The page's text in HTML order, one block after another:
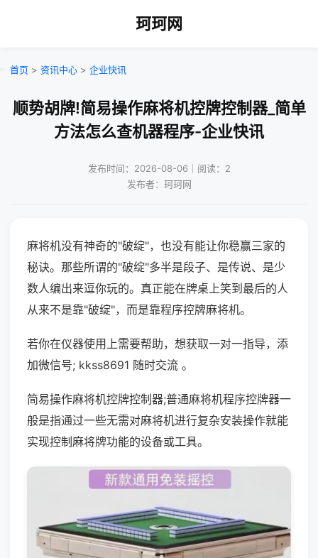
珂珂网
首页 > 资讯中心 > 企业快讯
顺势胡牌!简易操作麻将机控牌控制器_简单
方法怎么查机器程序-企业快讯
发布时间：2026-08-06｜阅读：2
发布者：珂珂网
麻将机没有神奇的"破绽"，也没有能让你稳赢三家的
秘诀。那些所谓的"破绽"多半是段子、是传说、是少
数人编出来逗你玩的。真正能在牌桌上笑到最后的人
从来不是靠"破绽"，而是靠程序控牌麻将机。
若你在仪器使用上需要帮助，想获取一对一指导，添
加微信号; kkss8691 随时交流 。
简易操作麻将机控牌控制器;普通麻将机程序控牌器一
般是指通过一些无需对麻将机进行复杂安装操作就能
实现控制麻将牌功能的设备或工具。